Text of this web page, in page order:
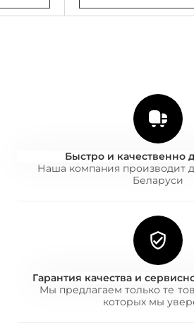
Быстро и качественно
Наша компания производит
Беларуси
Гарантия качества и
Мы предлагаем только те
которых мы